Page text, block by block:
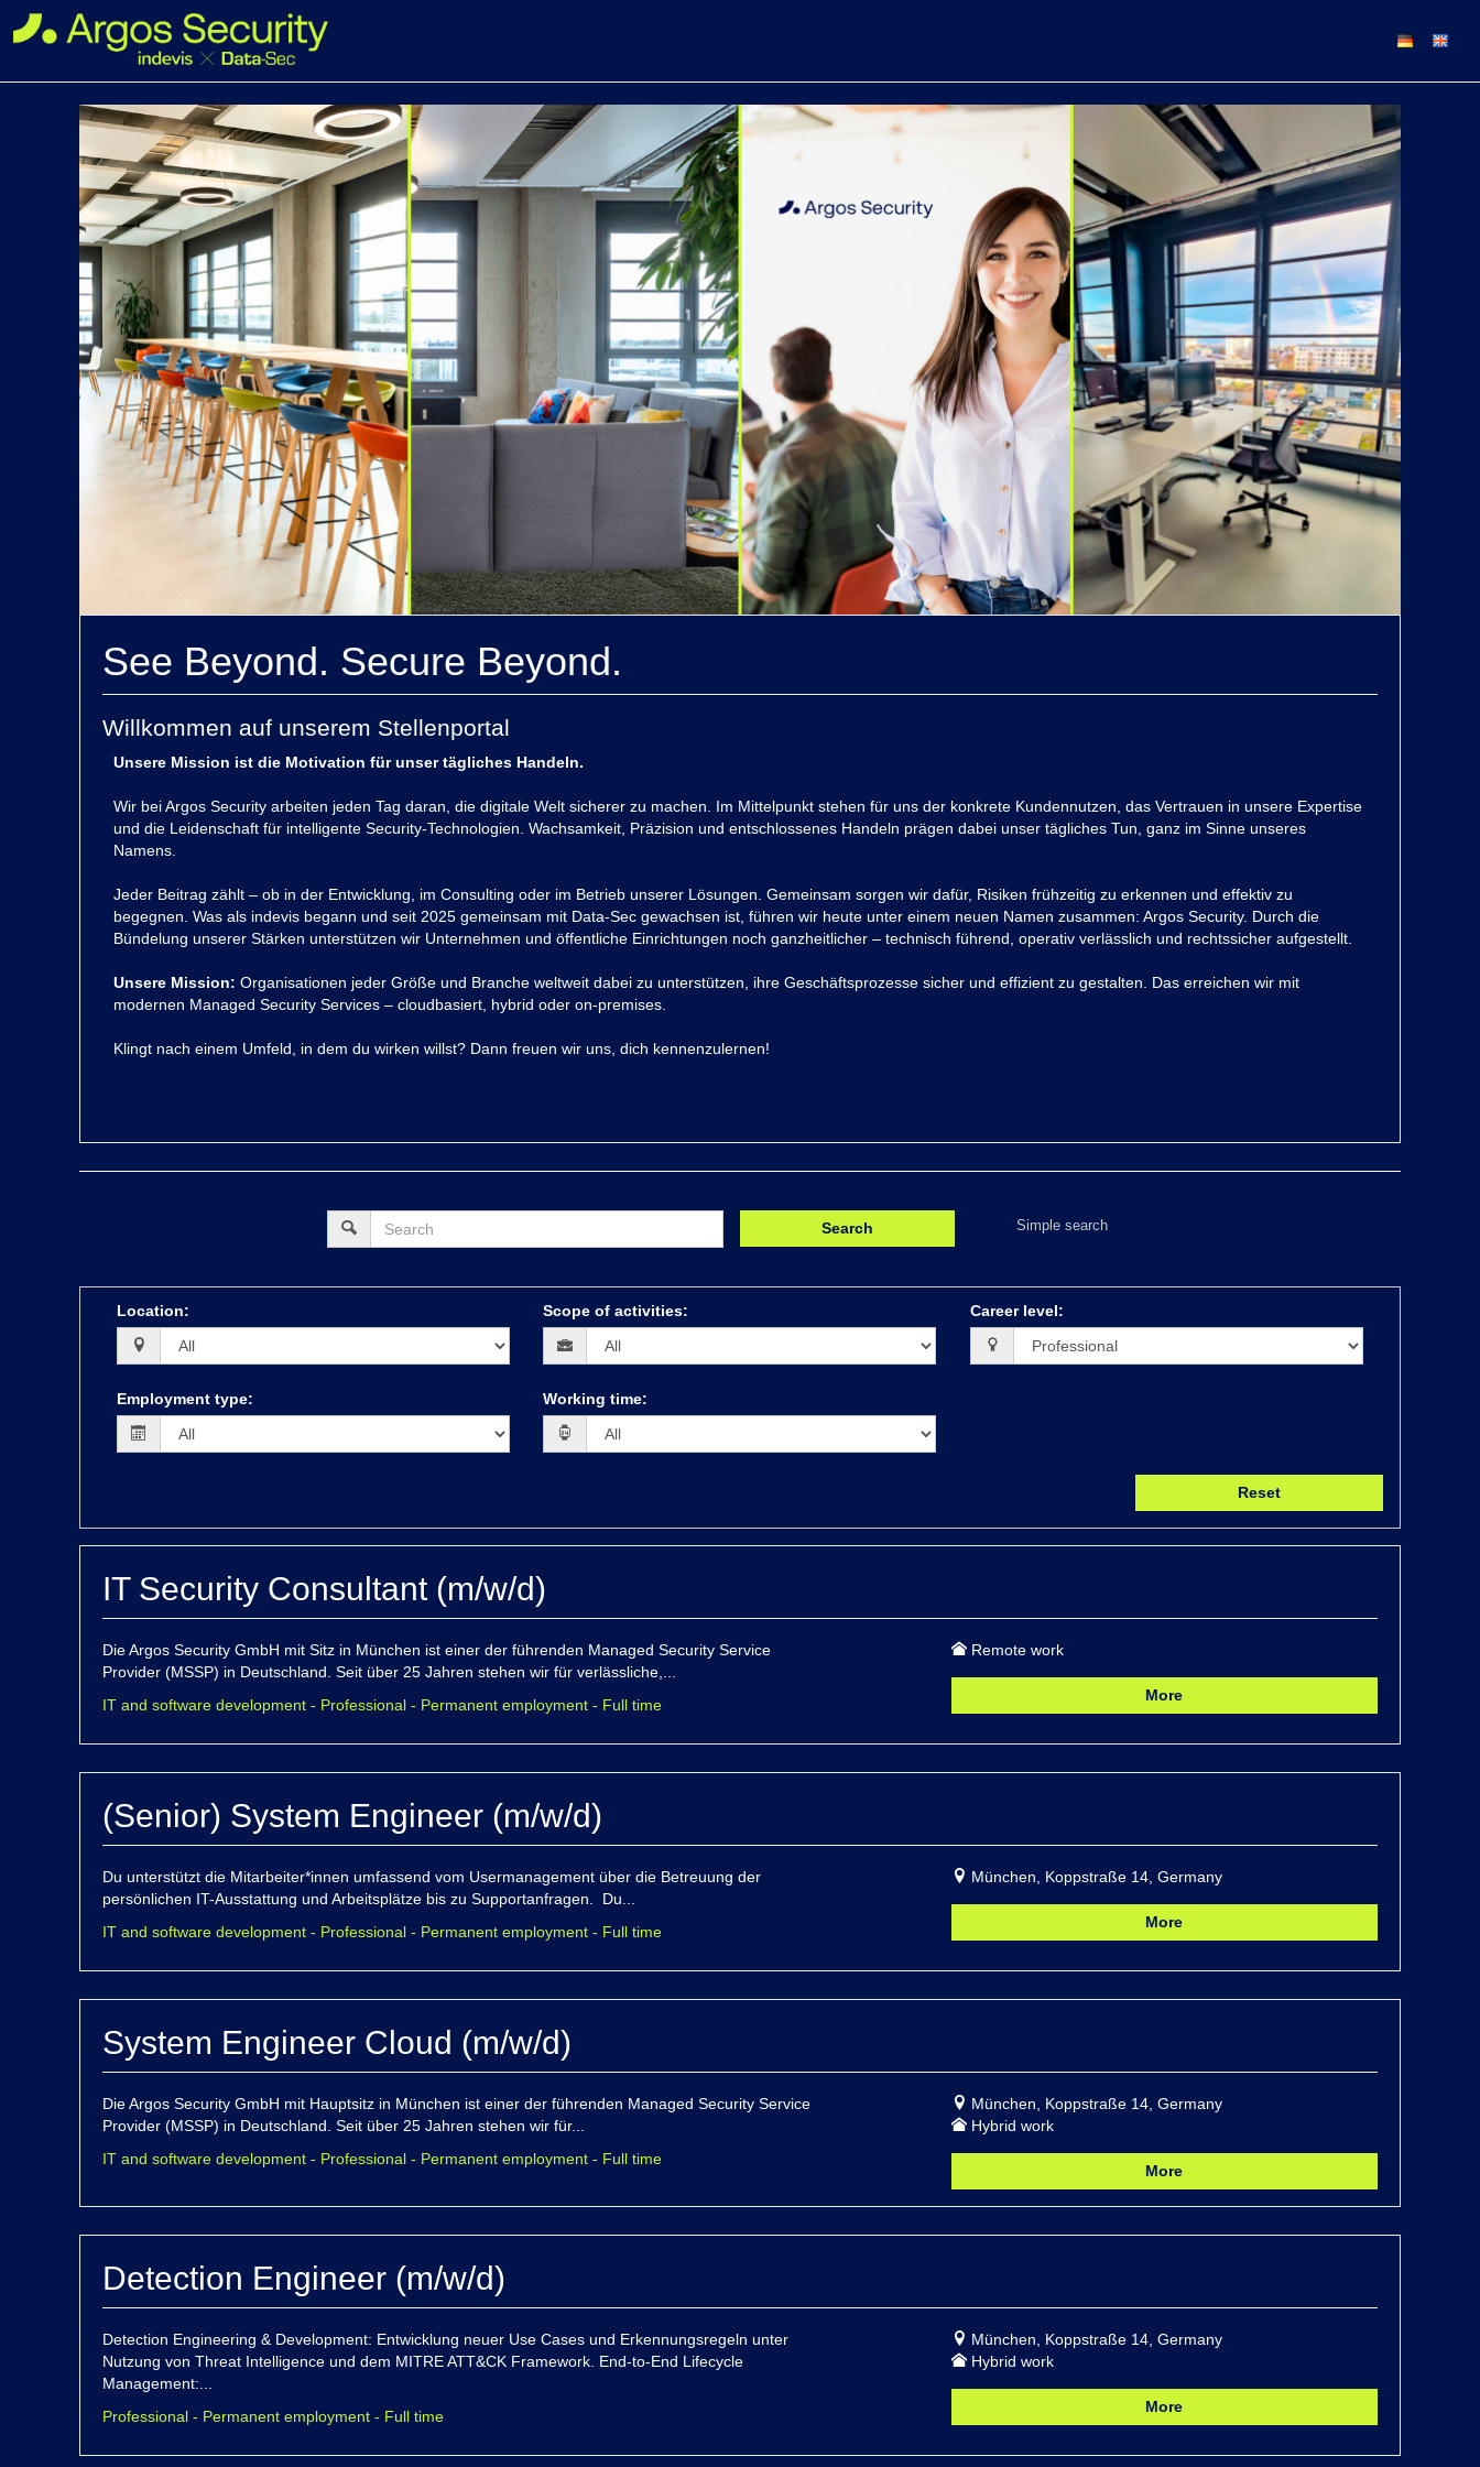
See Beyond. Secure Beyond.
Willkommen auf unserem Stellenportal
Unsere Mission ist die Motivation für unser tägliches Handeln.
Wir bei Argos Security arbeiten jeden Tag daran, die digitale Welt sicherer zu machen. Im Mittelpunkt stehen für uns der konkrete Kundennutzen, das Vertrauen in unsere Expertise
und die Leidenschaft für intelligente Security-Technologien. Wachsamkeit, Präzision und entschlossenes Handeln prägen dabei unser tägliches Tun, ganz im Sinne unseres
Namens.
Jeder Beitrag zählt – ob in der Entwicklung, im Consulting oder im Betrieb unserer Lösungen. Gemeinsam sorgen wir dafür, Risiken frühzeitig zu erkennen und effektiv zu
begegnen. Was als indevis begann und seit 2025 gemeinsam mit Data-Sec gewachsen ist, führen wir heute unter einem neuen Namen zusammen: Argos Security. Durch die
Bündelung unserer Stärken unterstützen wir Unternehmen und öffentliche Einrichtungen noch ganzheitlicher – technisch führend, operativ verlässlich und rechtssicher aufgestellt.
Unsere Mission: Organisationen jeder Größe und Branche weltweit dabei zu unterstützen, ihre Geschäftsprozesse sicher und effizient zu gestalten. Das erreichen wir mit
modernen Managed Security Services – cloudbasiert, hybrid oder on-premises.
Klingt nach einem Umfeld, in dem du wirken willst? Dann freuen wir uns, dich kennenzulernen!
Search Simple search
Location: Scope of activities: Career level:
Employment type: Working time:
Reset
IT Security Consultant (m/w/d)
Die Argos Security GmbH mit Sitz in München ist einer der führenden Managed Security Service
Provider (MSSP) in Deutschland. Seit über 25 Jahren stehen wir für verlässliche,...
IT and software development - Professional - Permanent employment - Full time
Remote work
More
(Senior) System Engineer (m/w/d)
Du unterstützt die Mitarbeiter*innen umfassend vom Usermanagement über die Betreuung der
persönlichen IT-Ausstattung und Arbeitsplätze bis zu Supportanfragen. Du...
IT and software development - Professional - Permanent employment - Full time
München, Koppstraße 14, Germany
More
System Engineer Cloud (m/w/d)
Die Argos Security GmbH mit Hauptsitz in München ist einer der führenden Managed Security Service
Provider (MSSP) in Deutschland. Seit über 25 Jahren stehen wir für...
IT and software development - Professional - Permanent employment - Full time
München, Koppstraße 14, Germany
Hybrid work
More
Detection Engineer (m/w/d)
Detection Engineering & Development: Entwicklung neuer Use Cases und Erkennungsregeln unter
Nutzung von Threat Intelligence und dem MITRE ATT&CK Framework. End-to-End Lifecycle
Management:...
Professional - Permanent employment - Full time
München, Koppstraße 14, Germany
Hybrid work
More